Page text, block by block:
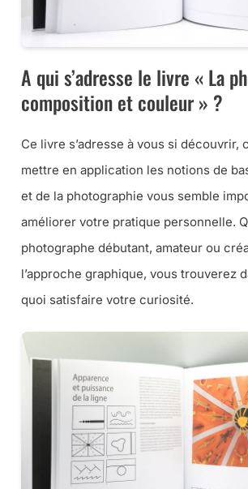
A qui s’adresse le livre « La
composition et couleur » ?
Ce livre s’adresse à vous si découvrir,
mettre en application les notions de
et de la photographie vous semble
améliorer votre pratique personnelle.
photographe débutant, amateur ou
l’approche graphique, vous trouverez
quoi satisfaire votre curiosité.